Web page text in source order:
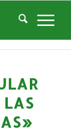
Cultura /